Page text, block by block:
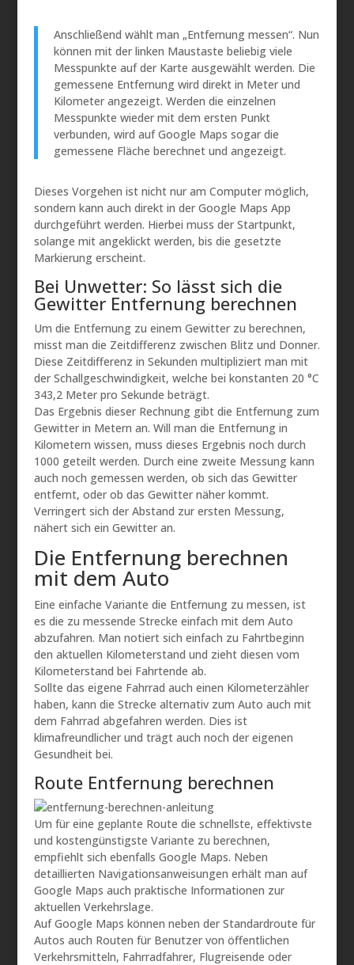
Anschließend wählt man „Entfernung messen“. Nun
können mit der linken Maustaste beliebig viele
Messpunkte auf der Karte ausgewählt werden. Die
gemessene Entfernung wird direkt in Meter und
Kilometer angezeigt. Werden die einzelnen
Messpunkte wieder mit dem ersten Punkt
verbunden, wird auf Google Maps sogar die
gemessene Fläche berechnet und angezeigt.
Dieses Vorgehen ist nicht nur am Computer möglich,
sondern kann auch direkt in der Google Maps App
durchgeführt werden. Hierbei muss der Startpunkt,
solange mit angeklickt werden, bis die gesetzte
Markierung erscheint.
Bei Unwetter: So lässt sich die
Gewitter Entfernung berechnen
Um die Entfernung zu einem Gewitter zu berechnen,
misst man die Zeitdifferenz zwischen Blitz und Donner.
Diese Zeitdifferenz in Sekunden multipliziert man mit
der Schallgeschwindigkeit, welche bei konstanten 20 °C
343,2 Meter pro Sekunde beträgt.
Das Ergebnis dieser Rechnung gibt die Entfernung zum
Gewitter in Metern an. Will man die Entfernung in
Kilometern wissen, muss dieses Ergebnis noch durch
1000 geteilt werden. Durch eine zweite Messung kann
auch noch gemessen werden, ob sich das Gewitter
entfernt, oder ob das Gewitter näher kommt.
Verringert sich der Abstand zur ersten Messung,
nähert sich ein Gewitter an.
Die Entfernung berechnen
mit dem Auto
Eine einfache Variante die Entfernung zu messen, ist
es die zu messende Strecke einfach mit dem Auto
abzufahren. Man notiert sich einfach zu Fahrtbeginn
den aktuellen Kilometerstand und zieht diesen vom
Kilometerstand bei Fahrtende ab.
Sollte das eigene Fahrrad auch einen Kilometerzähler
haben, kann die Strecke alternativ zum Auto auch mit
dem Fahrrad abgefahren werden. Dies ist
klimafreundlicher und trägt auch noch der eigenen
Gesundheit bei.
Route Entfernung berechnen
Um für eine geplante Route die schnellste, effektivste
und kostengünstigste Variante zu berechnen,
empfiehlt sich ebenfalls Google Maps. Neben
detaillierten Navigationsanweisungen erhält man auf
Google Maps auch praktische Informationen zur
aktuellen Verkehrslage.
Auf Google Maps können neben der Standardroute für
Autos auch Routen für Benutzer von öffentlichen
Verkehrsmitteln, Fahrradfahrer, Flugreisende oder